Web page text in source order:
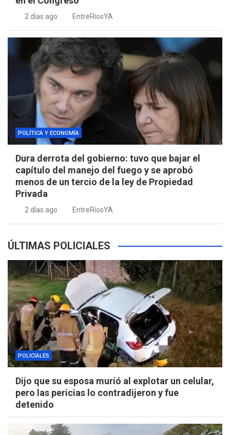
2 días ago EntreRíosYA
POLÍTICA Y ECONOMÍA
Dura derrota del gobierno: tuvo que bajar el
capítulo del manejo del fuego y se aprobó
menos de un tercio de la ley de Propiedad
Privada
2 días ago EntreRíosYA
ÚLTIMAS POLICIALES
POLICIALES
Dijo que su esposa murió al explotar un celular,
pero las pericias lo contradijeron y fue
detenido